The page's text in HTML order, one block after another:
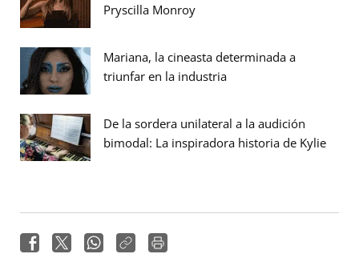
Pryscilla Monroy
Mariana, la cineasta determinada a
triunfar en la industria
De la sordera unilateral a la audición
bimodal: La inspiradora historia de Kylie